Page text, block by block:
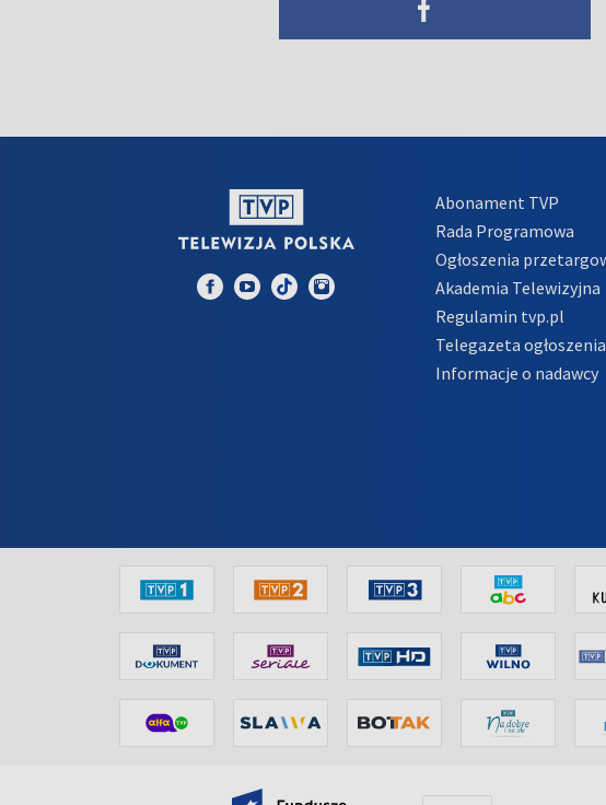
Abonament TVP
Rada Programowa
Ogłoszenia
Akademia Telewizyjna
Regulamin tvp.pl
Telegazeta ogłoszenia
Informacje o nadawcy